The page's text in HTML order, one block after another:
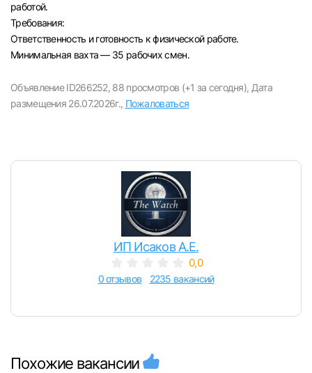
Ульяновск
Курган
Уфа
работой.
Требования:
Ответственность и готовность к физической работе.
Минимальная вахта — 35 рабочих смен.
Объявление ID266252, 88 просмотров (+1 за сегодня), Дата
размещения 26.07.2026г., Пожаловаться
ИП Исаков А.Е.
0,0
0 отзывов 2235 вакансий
Похожие вакансии